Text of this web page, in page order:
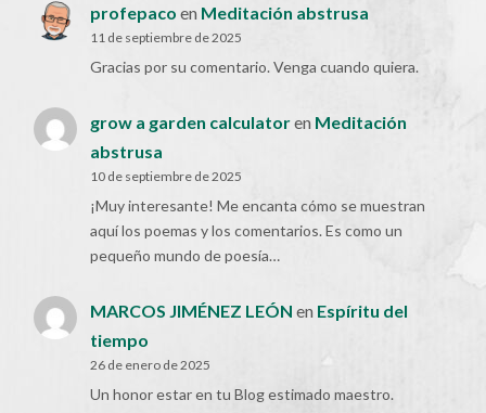
profepaco en Meditación abstrusa
11 de septiembre de 2025
Gracias por su comentario. Venga cuando quiera.
grow a garden calculatoren Meditación
abstrusa
10 de septiembre de 2025
¡Muy interesante! Me encanta cómo se muestran
aquí los poemas y los comentarios. Es como un
pequeño mundo de poesía…
MARCOS JIMÉNEZ LEÓN en Espíritu del
tiempo
26 de enero de 2025
Un honor estar en tu Blog estimado maestro.